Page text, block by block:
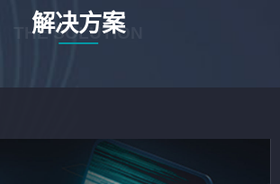
解决方案
THE SOLUTION